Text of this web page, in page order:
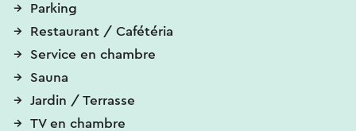
Parking
Restaurant / Cafétéria
Service en chambre
Sauna
Jardin / Terrasse
TV en chambre